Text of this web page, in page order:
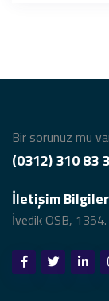
Bir sorunuz mu
(0312) 310 83
İletişim
İvedik OSB,